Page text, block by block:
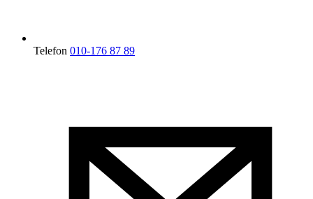
Telefon 010-176 87 89